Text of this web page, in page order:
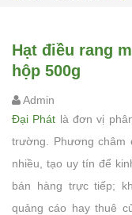
Hạt điều rang
hộp 500g
Admin
Đại Phát là đơn vị
trường. Phương châm
nhiều, tạo uy tín để
bán hàng trực tiếp;
quảng cáo hay thuê